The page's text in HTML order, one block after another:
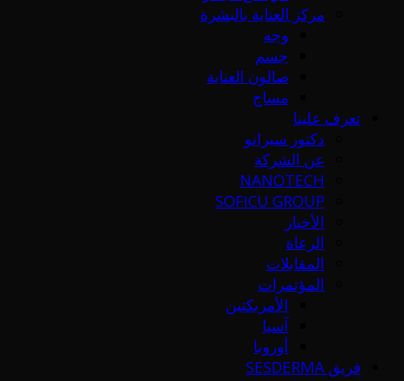
مركز العناية بالبشرة
وجه
جسم
صالون العناية
مساج
تعرف علينا
دكتور سيرانو
عن الشركة
NANOTECH
SOFICU GROUP
الأخبار
الرعاة
المقابلات
المؤتمرات
الأمريكتين
آسيا
أوروبا
فريق SESDERMA